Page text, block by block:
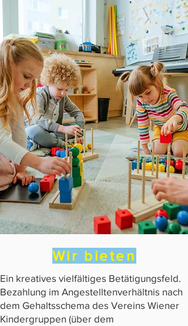
Wir bieten
Ein kreatives vielfältiges Betätigungsfeld.
Bezahlung im Angestelltenverhältnis nach
dem Gehaltsschema des Vereins Wiener
Kindergruppen (über dem